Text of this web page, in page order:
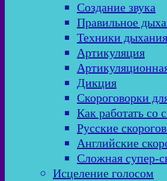
Создание звука
Правильное
Техники дыхания
Артикуляция
Дикция
Скороговорки
Как работать со
Русские
Английские
Сложная супер-
Исцеление голосом